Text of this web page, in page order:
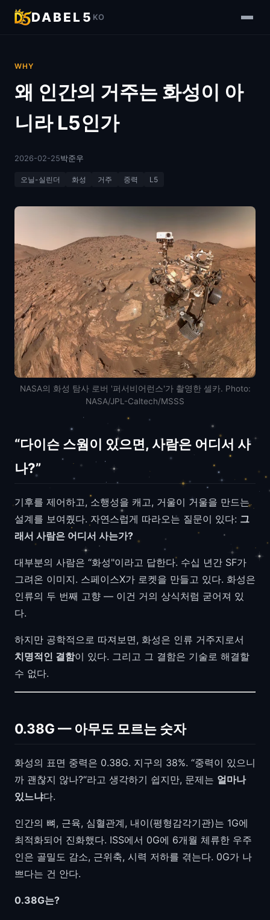
DABEL5 KO
WHY
왜 인간의 거주는 화성이 아
니라 L5인가
2026-02-25박준우
오닐-실린더 화성 거주 중력 L5
NASA의 화성 탐사 로버 '퍼서비어런스'가 촬영한 셀카. Photo:
NASA/JPL-Caltech/MSSS
“다이슨 스웜이 있으면, 사람은 어디서 사
나?”
기후를 제어하고, 소행성을 캐고, 거울이 거울을 만드는
설계를 보여줬다. 자연스럽게 따라오는 질문이 있다: 그
래서 사람은 어디서 사는가?
대부분의 사람은 “화성"이라고 답한다. 수십 년간 SF가
그려온 이미지. 스페이스X가 로켓을 만들고 있다. 화성은
인류의 두 번째 고향 — 이건 거의 상식처럼 굳어져 있
다.
하지만 공학적으로 따져보면, 화성은 인류 거주지로서
치명적인 결함이 있다. 그리고 그 결함은 기술로 해결할
수 없다.
0.38G — 아무도 모르는 숫자
화성의 표면 중력은 0.38G. 지구의 38%. “중력이 있으니
까 괜찮지 않나?“라고 생각하기 쉽지만, 문제는 얼마나
있느냐다.
인간의 뼈, 근육, 심혈관계, 내이(평형감각기관)는 1G에
최적화되어 진화했다. ISS에서 0G에 6개월 체류한 우주
인은 골밀도 감소, 근위축, 시력 저하를 겪는다. 0G가 나
쁘다는 건 안다.
0.38G는?